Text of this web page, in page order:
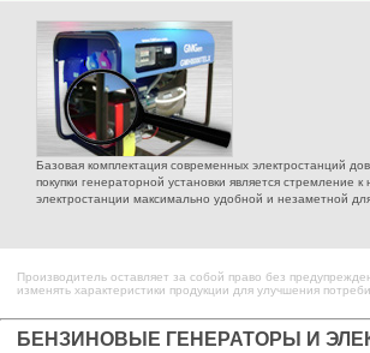
Базовая комплектация современных электростанций
покупки генераторной установки является
электростанции максимально удобной и незаметной
Производитель оставляет за собой право без
изменять характеристики продукции для улучшения
БЕНЗИНОВЫЕ ГЕНЕРАТОРЫ И